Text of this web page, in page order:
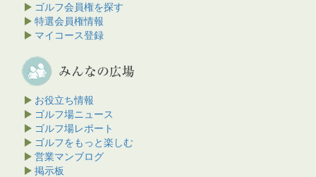
ゴルフ会員権を探す
特選会員権情報
マイコース登録
お役立ち情報
ゴルフ場ニュース
ゴルフ場レポート
ゴルフをもっと楽しむ
営業マンブログ
掲示板